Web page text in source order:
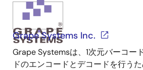
Grape Systems Inc.
Grape Systemsは、1次元バーコー
ドのエンコードとデコードを行う